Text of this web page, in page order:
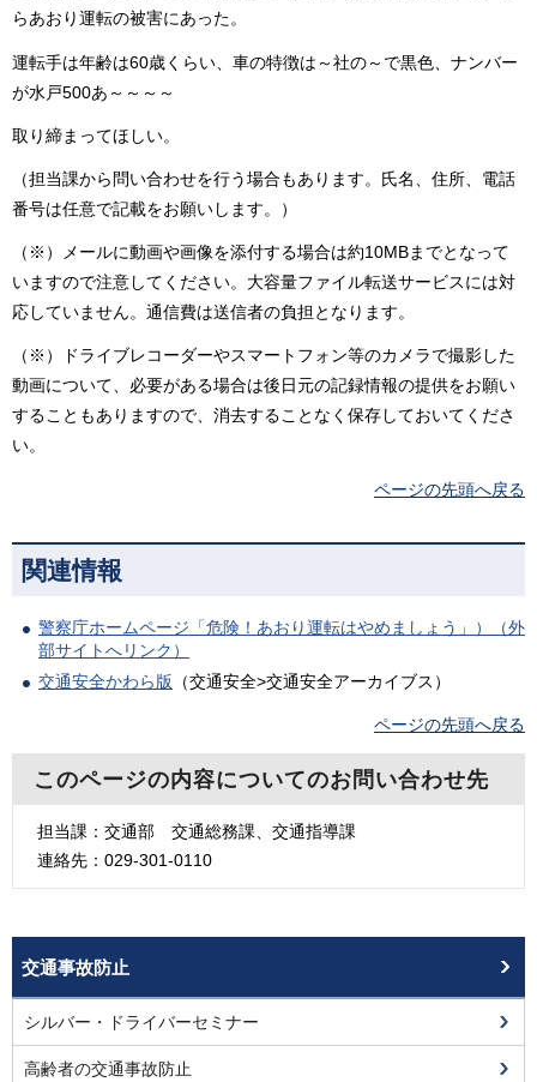
らあおり運転の被害にあった。
運転手は年齢は60歳くらい、車の特徴は～社の～で黒色、ナンバー
が水戸500あ～～～～
取り締まってほしい。
（担当課から問い合わせを行う場合もあります。氏名、住所、電話
番号は任意で記載をお願いします。）
（※）メールに動画や画像を添付する場合は約10MBまでとなって
いますので注意してください。大容量ファイル転送サービスには対
応していません。通信費は送信者の負担となります。
（※）ドライブレコーダーやスマートフォン等のカメラで撮影した
動画について、必要がある場合は後日元の記録情報の提供をお願い
することもありますので、消去することなく保存しておいてくださ
い。
ページの先頭へ戻る
関連情報
警察庁ホームページ「危険！あおり運転はやめましょう」）（外
部サイトへリンク）
交通安全かわら版 （交通安全>交通安全アーカイブス）
ページの先頭へ戻る
このページの内容についてのお問い合わせ先
担当課：交通部
交通総務課、交通指導課
連絡先：029-301-0110
交通事故防止
シルバー・ドライバーセミナー
高齢者の交通事故防止